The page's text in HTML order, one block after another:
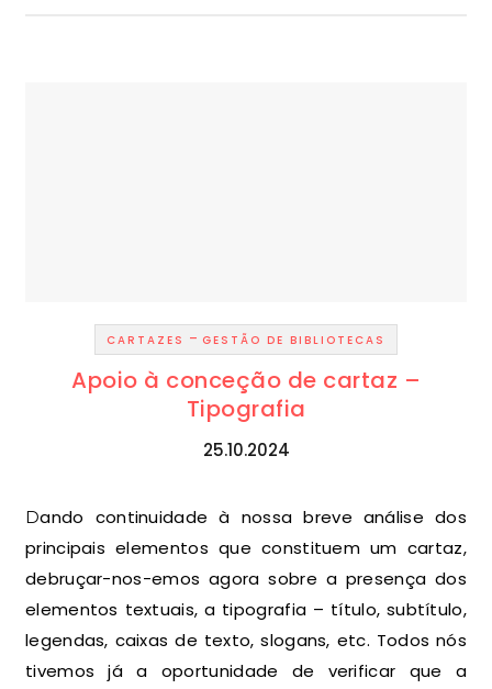
CARTAZES - GESTÃO DE BIBLIOTECAS
Apoio à conceção de cartaz –
Tipografia
25.10.2024
Dando continuidade à nossa breve análise dos
principais elementos que constituem um cartaz,
debruçar-nos-emos agora sobre a presença dos
elementos textuais, a tipografia – título, subtítulo,
legendas, caixas de texto, slogans, etc. Todos nós
tivemos já a oportunidade de verificar que a